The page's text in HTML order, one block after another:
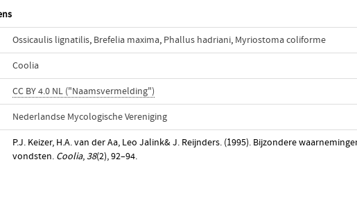
Ossicaulis lignatilis, Brefelia maxima, Phallus hadriani, Myriostoma coliforme
Coolia
CC BY 4.0 NL ("Naamsvermelding")
Nederlandse Mycologische Vereniging
P.J. Keizer, H.A. van der Aa, Leo Jalink& J. Reijnders. (1995). Bijzondere
vondsten. Coolia, 38(2), 92–94.